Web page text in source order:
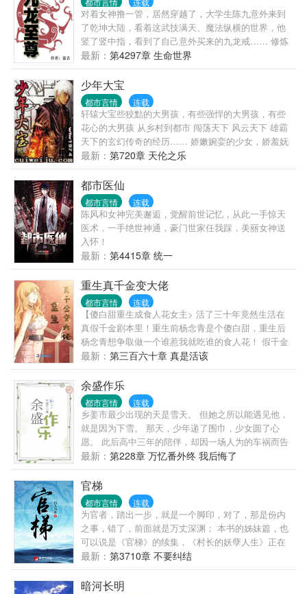
对着女神撸一管，居然穿越了，大学生陈九意外来到
了乾坤大陆，看着这武技满天、魔法纵横的世界，他
竖了竖中指，看到了自己意外买来的九龙戒…… 修炼
等级：淬体九重，开天八变，起源七溯，阴阳六合，
五行五聚，造化四境，乾坤三演，神话二传，混沌大
成！ 乾坤大陆一夫多妻制，不喜勿骂。 08年至今，小
盘从未断更，总小说字数过千万，各种保证，放心阅
读，求大力支持。
最新： 第4297章 生命世界
少年大宝
都市言情 连载
轩辕大宝些狡黠的大男孩，有些强悍的大男孩，有些
花心的大男孩 从乡村到都市 闯荡天下 风云天下 雄霸
天下的玄幻传奇的经历…… 娇嫩婉娈的少女，娇羞妩
媚的少妇，娇艳性感的熟妇…… 1+2+3+......+12=??
你说有多少美女呢?呵呵!一水仙二杏三桃四牡丹五石榴
六荷七紫薇八桂九菊十芙蓉十一山茶十二腊梅! (不喜
欢禁忌情结的勿进)
最新： 第720章 天伦之乐
都市医仙
都市言情 连载
陈风和女神完美邂逅，觉醒前世记忆，从此一手惊天
医术，一手绝世神通，豪门世家任我踩，美丽女神送
入怀！
最新： 第4415章 统一
重生真千金变大佬
都市言情 连载
【傻白甜重生成食人花女主> 活了三十年竟然生活在
真假千金剧本里！重生前杨念青是个傻白甜，重生后
杨念青想争取做一个谁惹我就吃谁的食人花！ 假千金
粉丝爆料照片，许家新找回的真千金才初中毕业，还
未婚先孕，怎么比得上我们姐姐！ 盛世集团继承人：
不好意思，年龄已到，已领证！ 最年轻流量影帝：我
妹妹貌美如花！ 影帝粉丝：妹妹美貌就是王道！ 樊睿
宸眼里的杨念青：我老婆手无缚鸡之力，你们谁都想
要欺负她！ 厉鬼：你放屁 众人看向正在虐鬼的杨念
青：你老婆上天可擒龙，下海可斩蛟，这身本领都快
比上天师钟馗了！ 华国一流世家：不愧是我顾家家
主！鼓掌！ 众豪门：大佬，救命！ 杨念青眼中的樊睿
宸：我家阿宸只是有点孩子气，任性了一点，对女生
很绅士啊。 众人：你是大佬你说了算！ 饱受折磨的假
千金：呵呵，你放屁！ 假千金：即使你是真的又怎
样，血缘又如何，你还是比不上我，爸爸妈妈爱的也
不是你！我才是许家认可的千金！ 杨念青：喂，刘导
吗，你们选的那个女主八字跟你剧组相冲，换一个
吧，不然电视要扑哦 假千金：……… #傻白甜在线变
大佬##神算天下#
最新： 第三百六十章 真是活该
余盛作乐
都市言情 连载
乡姜市最少出现的天是雪天。 但她之所以能遇见他，
就是因为下雪。 那天，少年递了围巾，少女圆了心
愿。 此后高中三年的陪伴，却因一场人为的车祸而告
终。 二十四岁那年。 从未谈过恋爱的余欢，破天荒
地，喜欢上了一个认识还不到一个月的人。 而盛寻终
于追到了惦记许多年的小姑娘。 有人真心祝福，也有
人暗地谋划。 昔日的真相总有人时刻铭记在心。 当真
相浮出水面之时，是该毁灭，还是原谅？ 【本文1
宠。】
最新： 第228章 万忆番外终 我后悔了
官梯
都市言情 连载
为官者，踏出一步，就是一个脚印，对了，那是份内
之事，错了，前面就是万丈深渊； 本书的姊妹篇，也
可以说是《官梯》的续集，《村长的妖孽人生》正在
网易云阅读火热连载，《官梯》里没有交代的事这里
都会交代清楚，敬请观赏。 另有完本作品《国色天
香》也在网易云阅读。
最新： 第3710章 不要纠结
暗河长明